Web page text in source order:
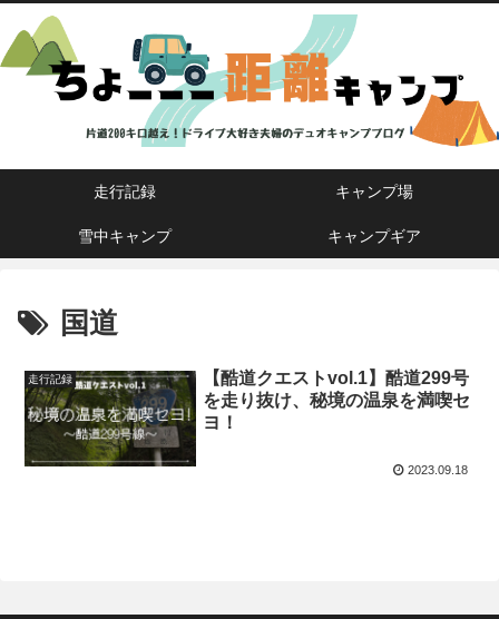
走行記録 キャンプ場
雪中キャンプ キャンプギア
国道
走行記録
【酷道クエストvol.1】酷道299号
を走り抜け、秘境の温泉を満喫セ
ヨ！
2023.09.18